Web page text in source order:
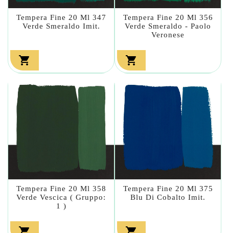
Tempera Fine 20 Ml 347
Verde Smeraldo Imit.

Tempera Fine 20 Ml 356
Verde Smeraldo - Paolo
Veronese

Tempera Fine 20 Ml 358
Verde Vescica ( Gruppo:
1 )
Tempera Fine 20 Ml 375
Blu Di Cobalto Imit.